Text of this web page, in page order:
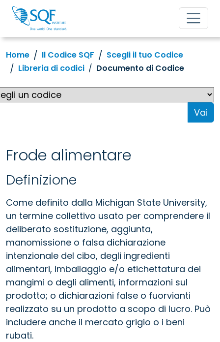
Home Il Codice SQF
Scegli il tuo Codice
Libreria di codici
Documento di Codice
Vai
Frode alimentare
Definizione
Come definito dalla Michigan State University,
un termine collettivo usato per comprendere il
deliberato sostituzione, aggiunta,
manomissione o falsa dichiarazione
intenzionale del cibo, degli ingredienti
alimentari, imballaggio e/o etichettatura dei
mangimi o degli alimenti, informazioni sul
prodotto; o dichiarazioni false o fuorvianti
realizzato su un prodotto a scopo di lucro. Può
includere anche il mercato grigio o i beni
rubati.